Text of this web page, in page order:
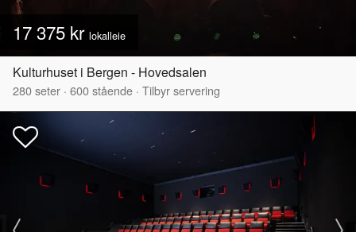
17 375 kr lokalleie
Kulturhuset i Bergen - Hovedsalen
280seter · 600stående · Tilbyr servering